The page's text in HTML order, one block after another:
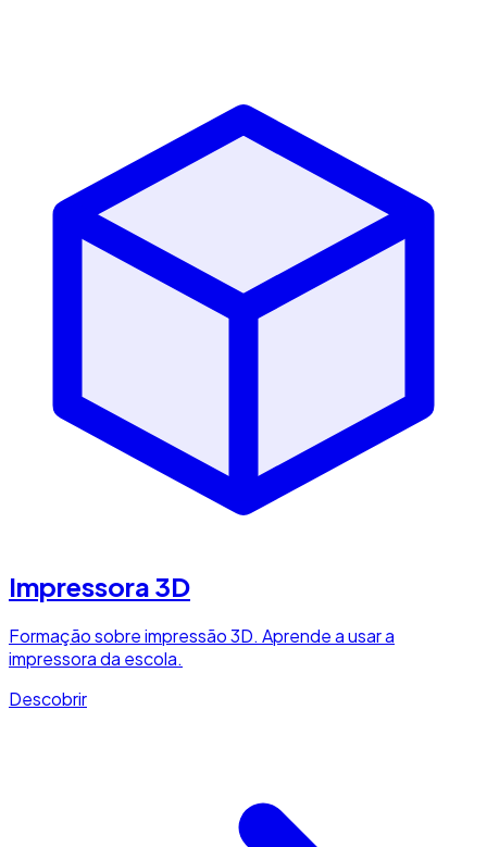
Impressora 3D
Formação sobre impressão 3D. Aprende a usar a
impressora da escola.
Descobrir